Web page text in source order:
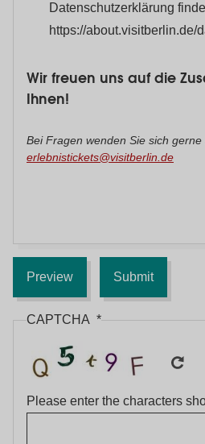
Datenschutzerklärung
https://about.visitberlin.de/
Wir freuen uns auf die
Ihnen!
Bei Fragen wenden Sie sich gerne
erlebnistickets@visitberlin.de
CAPTCHA
Please enter the characters